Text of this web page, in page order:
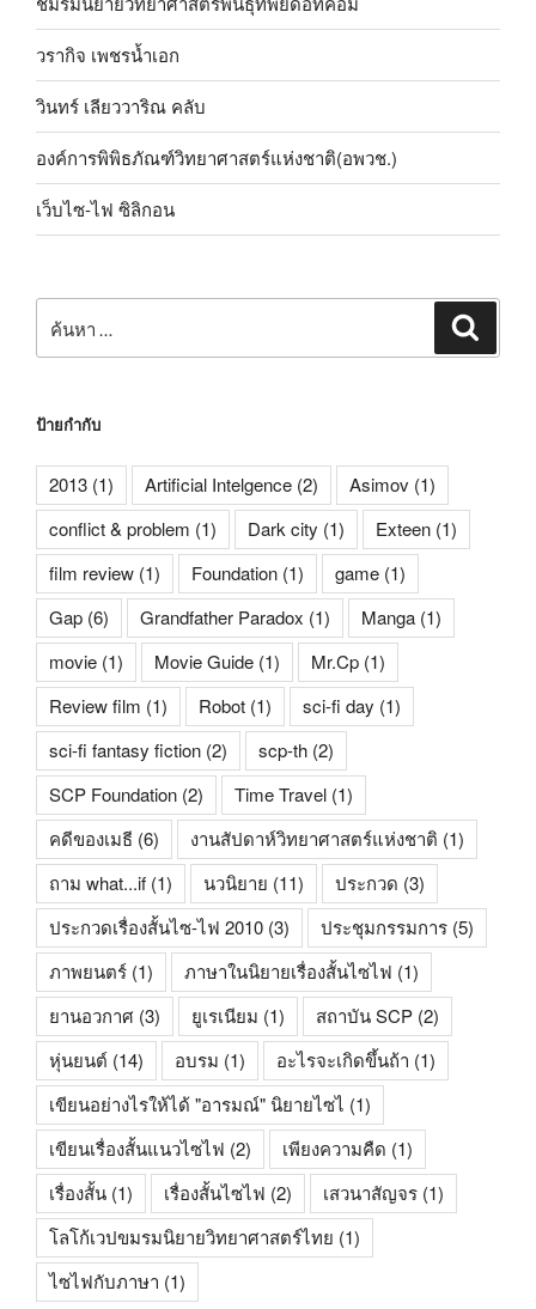
วรากิจ เพชรน้ำเอก
วินทร์ เลียววาริณ คลับ
องค์การพิพิธภัณฑ์วิทยาศาสตร์แห่งชาติ(อพวช.)
เว็บไซ-ไฟ ซิลิกอน
ป้ายกำกับ
2013 (1) Artificial Intelgence (2) Asimov (1)
conflict & problem (1) Dark city (1) Exteen (1)
film review (1) Foundation (1) game (1)
Gap (6) Grandfather Paradox (1) Manga (1)
movie (1) Movie Guide (1) Mr.Cp (1)
Review film (1) Robot (1) sci-fi day (1)
sci-fi fantasy fiction (2) scp-th (2)
SCP Foundation (2) Time Travel (1)
คดีของเมธี (6) งานสัปดาห์วิทยาศาสตร์แห่งชาติ (1)
ถาม what...if (1) นวนิยาย (11) ประกวด (3)
ประกวดเรื่องสั้นไซ-ไฟ 2010 (3) ประชุมกรรมการ (5)
ภาพยนตร์ (1) ภาษาในนิยายเรื่องสั้นไซไฟ (1)
ยานอวกาศ (3) ยูเรเนียม (1) สถาบัน SCP (2)
หุ่นยนต์ (14) อบรม (1) อะไรจะเกิดขึ้นถ้า (1)
เขียนอย่างไรให้ได้ "อารมณ์" นิยายไซไ (1)
เขียนเรื่องสั้นแนวไซไฟ (2) เพียงความคืด (1)
เรื่องสั้น (1) เรื่องสั้นไซไฟ (2) เสวนาสัญจร (1)
โลโก้เวปขมรมนิยายวิทยาศาสตร์ไทย (1)
ไซไฟกับภาษา (1)